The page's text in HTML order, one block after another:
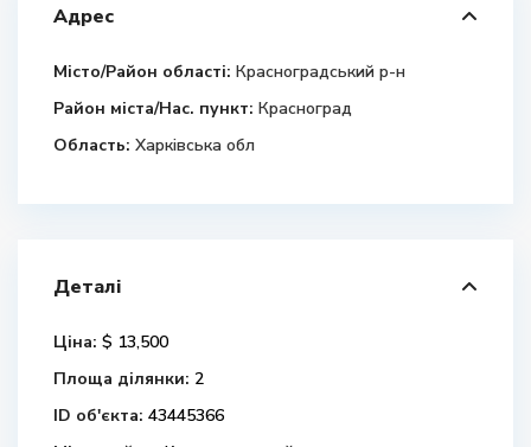
Адрес
Місто/Район області: Красноградський р-н
Район міста/Нас. пункт: Красноград
Область: Харківська обл
Деталі
Ціна: $ 13,500
Площа ділянки: 2
ID об'єкта: 43445366